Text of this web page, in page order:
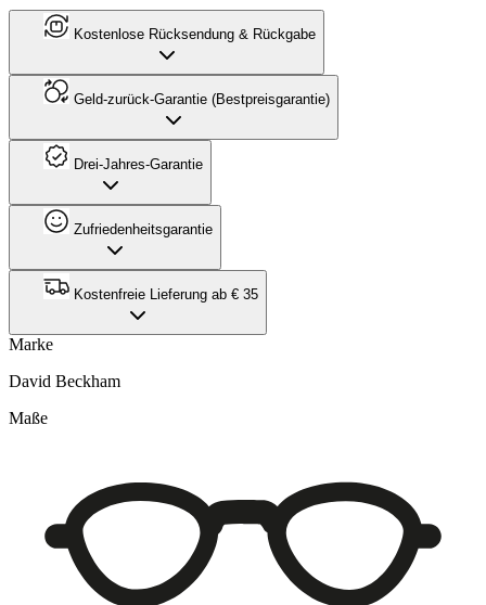
Kostenlose Rücksendung & Rückgabe
Geld-zurück-Garantie (Bestpreisgarantie)
Drei-Jahres-Garantie
Zufriedenheitsgarantie
Kostenfreie Lieferung ab € 35
Marke
David Beckham
Maße